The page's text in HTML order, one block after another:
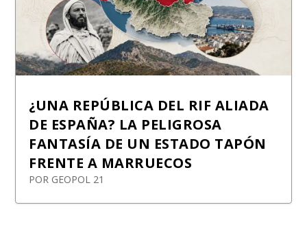
¿UNA REPÚBLICA DEL RIF ALIADA
DE ESPAÑA? LA PELIGROSA
FANTASÍA DE UN ESTADO TAPÓN
FRENTE A MARRUECOS
POR GEOPOL 21